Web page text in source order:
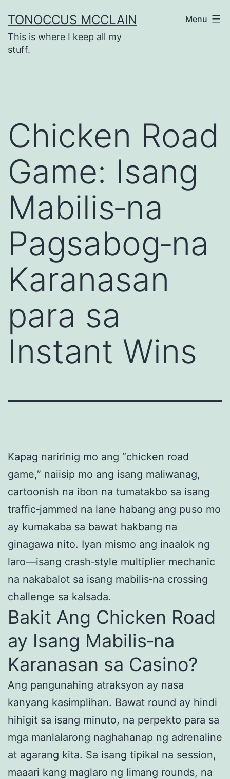
to
content
TONOCCUS MCCLAIN
This is where I keep all my
stuff.
Menu
Chicken Road
Game: Isang
Mabilis‑na
Pagsabog‑na
Karanasan
para sa
Instant Wins
Kapag naririnig mo ang “chicken road
game,” naiisip mo ang isang maliwanag,
cartoonish na ibon na tumatakbo sa isang
traffic‑jammed na lane habang ang puso mo
ay kumakaba sa bawat hakbang na
ginagawa nito. Iyan mismo ang inaalok ng
laro—isang crash‑style multiplier mechanic
na nakabalot sa isang mabilis‑na crossing
challenge sa kalsada.
Bakit Ang Chicken Road
ay Isang Mabilis‑na
Karanasan sa Casino?
Ang pangunahing atraksyon ay nasa
kanyang kasimplihan. Bawat round ay hindi
hihigit sa isang minuto, na perpekto para sa
mga manlalarong naghahanap ng adrenaline
at agarang kita. Sa isang tipikal na session,
maaari kang maglaro ng limang rounds, na